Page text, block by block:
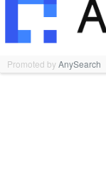
Promoted byAnySearch